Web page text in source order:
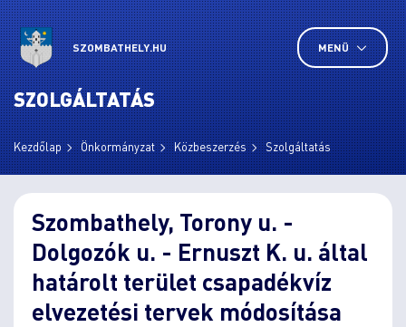
SZOMBATHELY.HU MENÜ
SZOLGÁLTATÁS
Kezdőlap Önkormányzat Közbeszerzés Szolgáltatás
Szombathely, Torony u. -
Dolgozók u. - Ernuszt K. u. által
határolt terület csapadékvíz
elvezetési tervek módosítása